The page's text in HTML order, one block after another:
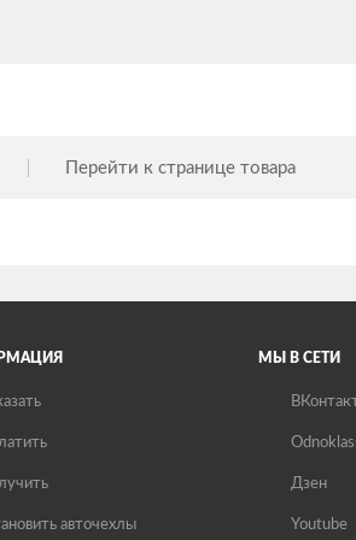
Перейти к странице товара
авточехлы
МЫ В СЕТИ
Дзен
Youtube